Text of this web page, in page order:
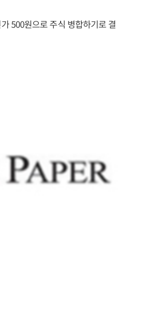
500원으로 주식 병합하기로 결